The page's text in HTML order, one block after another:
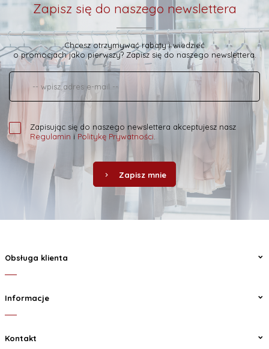
Zapisz się do naszego newslettera
Chcesz otrzymywać rabaty i wiedzieć
o promocjach jako pierwszy? Zapisz się do naszego newslettera.
Zapisując się do naszego newslettera akceptujesz nasz
Regulamin i Politykę Prywatności.
Zapisz mnie
Obsługa klienta
Informacje
Kontakt